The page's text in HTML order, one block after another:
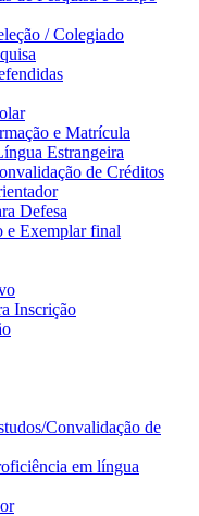
/ Colegiado
e Matrícula
Estrangeira
de Créditos
Defesa
e Exemplar final
Inscrição
Convalidação de
em língua